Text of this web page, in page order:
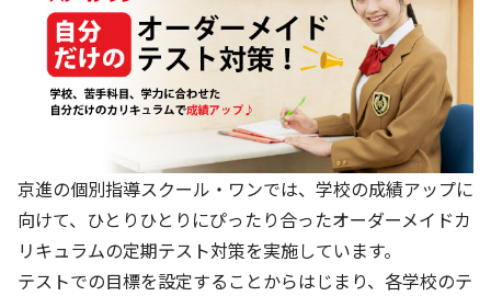
京進の個別指導スクール・ワンでは、学校の成績アップに
向けて、ひとりひとりにぴったり合ったオーダーメイドカ
リキュラムの定期テスト対策を実施しています。
テストでの目標を設定することからはじまり、各学校のテ